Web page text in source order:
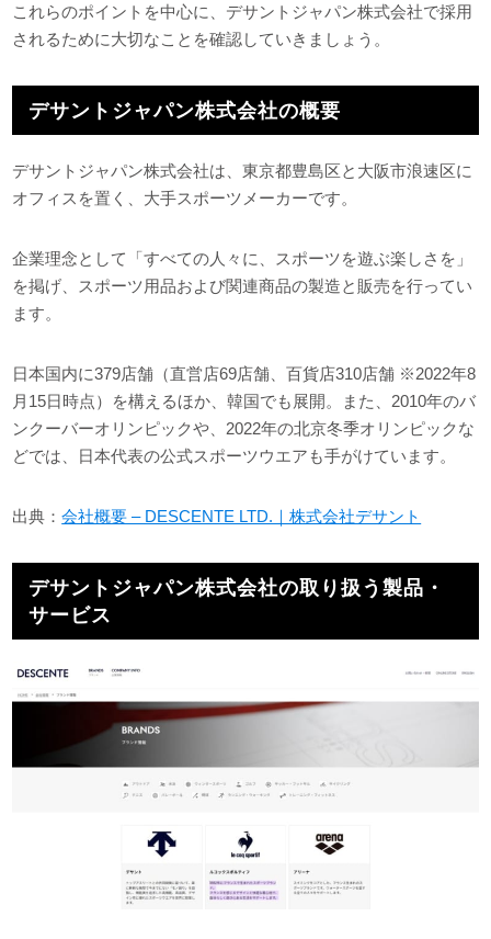
これらのポイントを中心に、デサントジャパン株式会社で採用
されるために大切なことを確認していきましょう。
デサントジャパン株式会社の概要
デサントジャパン株式会社は、東京都豊島区と大阪市浪速区に
オフィスを置く、大手スポーツメーカーです。
企業理念として「すべての人々に、スポーツを遊ぶ楽しさを」
を掲げ、スポーツ用品および関連商品の製造と販売を行ってい
ます。
日本国内に379店舗（直営店69店舗、百貨店310店舗 ※2022年8
月15日時点）を構えるほか、韓国でも展開。また、2010年のバ
ンクーバーオリンピックや、2022年の北京冬季オリンピックな
どでは、日本代表の公式スポーツウエアも手がけています。
出典：会社概要 – DESCENTE LTD.｜株式会社デサント
デサントジャパン株式会社の取り扱う製品・
サービス